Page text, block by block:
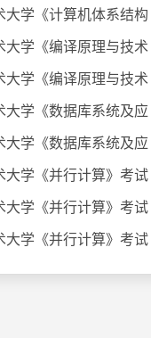
大学《计算机体系结构
大学《编译原理与技术
大学《编译原理与技术
大学《数据库系统及应
大学《数据库系统及应
大学《并行计算》考试
大学《并行计算》考试
大学《并行计算》考试